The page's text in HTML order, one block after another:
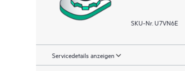
SKU-Nr. U7VN6E
Servicedetails anzeigen